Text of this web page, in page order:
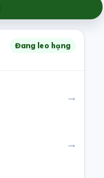
Đang leo hạng
→
→